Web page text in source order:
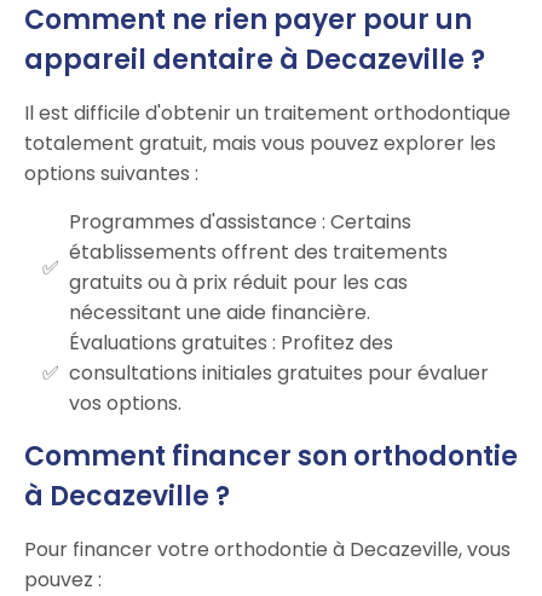
Comment ne rien payer pour un
appareil dentaire à Decazeville ?
Il est difficile d'obtenir un traitement orthodontique
totalement gratuit, mais vous pouvez explorer les
options suivantes :
Programmes d'assistance : Certains
établissements offrent des traitements
gratuits ou à prix réduit pour les cas
nécessitant une aide financière.
Évaluations gratuites : Profitez des
consultations initiales gratuites pour évaluer
vos options.
Comment financer son orthodontie
à Decazeville ?
Pour financer votre orthodontie à Decazeville, vous
pouvez :